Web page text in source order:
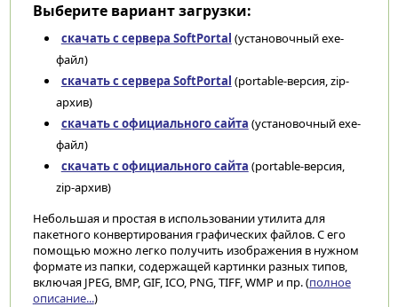
Выберите вариант загрузки:
скачать с сервера SoftPortal (установочный exe-
файл)
скачать с сервера SoftPortal (portable-версия, zip-
архив)
скачать с официального сайта (установочный exe-
файл)
скачать с официального сайта (portable-версия,
zip-архив)
Небольшая и простая в использовании утилита для
пакетного конвертирования графических файлов. С его
помощью можно легко получить изображения в нужном
формате из папки, содержащей картинки разных типов,
включая JPEG, BMP, GIF, ICO, PNG, TIFF, WMP и пр. (полное
описание...)